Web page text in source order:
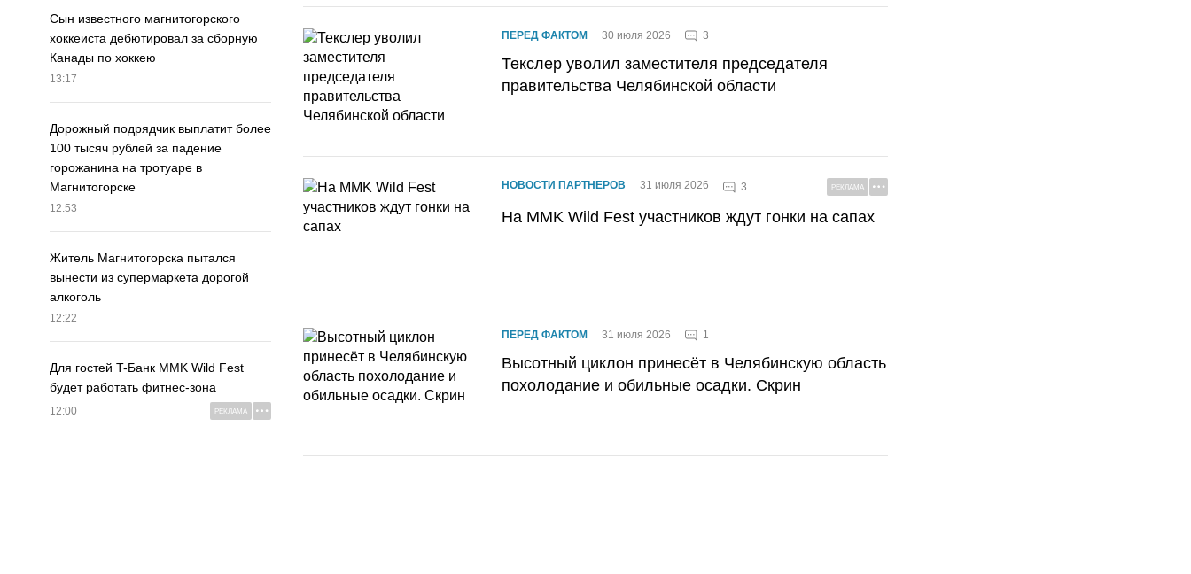
Сын известного магнитогорского
хоккеиста дебютировал за сборную
Канады по хоккею
13:17
Дорожный подрядчик выплатит более
100 тысяч рублей за падение
горожанина на тротуаре в
Магнитогорске
12:53
Житель Магнитогорска пытался
вынести из супермаркета дорогой
алкоголь
12:22
Для гостей T-Банк MMK Wild Fest
будет работать фитнес-зона
12:00 РЕКЛАМА
ПЕРЕД ФАКТОМ 30 июля 2026 3
Текслер уволил заместителя председателя
правительства Челябинской области
НОВОСТИ ПАРТНЕРОВ 31 июля 2026 3 РЕКЛАМА
На MMK Wild Fest участников ждут гонки на сапах
ПЕРЕД ФАКТОМ 31 июля 2026 1
Высотный циклон принесёт в Челябинскую область
похолодание и обильные осадки. Скрин